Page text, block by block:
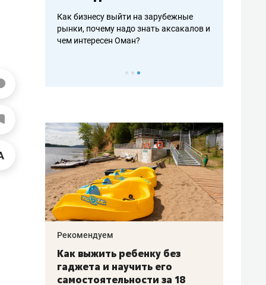
Как бизнесу выйти на зарубежные
рынки, почему надо знать аксакалов и
чем интересен Оман?
–
Рекомендуем
Как выжить ребенку без
гаджета и научить его
самостоятельности за 18